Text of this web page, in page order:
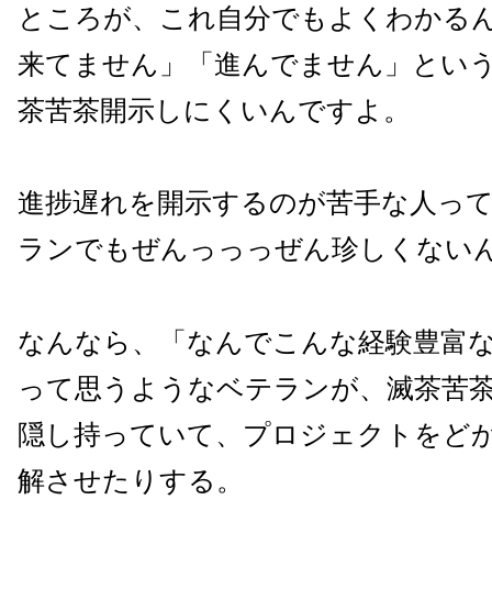
ところが、これ自分でもよくわかる
来てません」「進んでません」とい
茶苦茶開示しにくいんですよ。
進捗遅れを開示するのが苦手な人っ
ランでもぜんっっっぜん珍しくない
なんなら、「なんでこんな経験豊富
って思うようなベテランが、滅茶苦
隠し持っていて、プロジェクトをど
解させたりする。